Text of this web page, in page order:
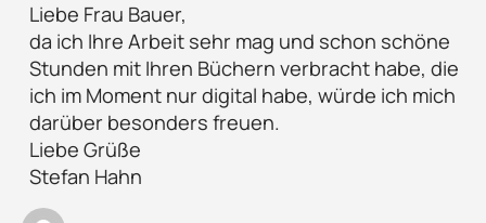
Liebe Frau Bauer,
da ich Ihre Arbeit sehr mag und schon schöne
Stunden mit Ihren Büchern verbracht habe, die
ich im Moment nur digital habe, würde ich mich
darüber besonders freuen.
Liebe Grüße
Stefan Hahn